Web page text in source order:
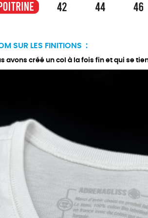
SUR LES FINITIONS :
avons créé un col à la fois fin et qui se